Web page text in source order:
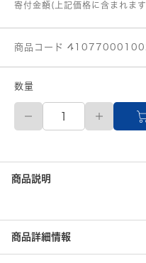
寄付金額(上記価格に含まれま
商品コード
数量
23.0cm
JELLY
BEANS
ェ
ー
ン
ー
パ
商品説明
商品詳細情報